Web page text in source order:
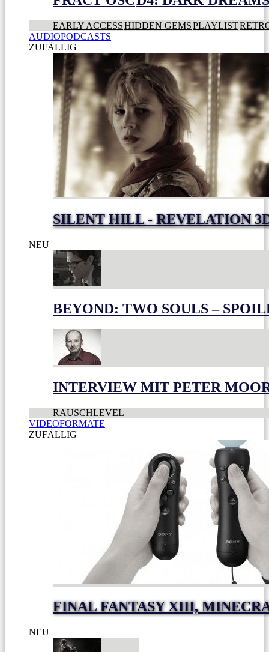
EARLY ACCESSHIDDEN GEMSPLAYLIST
AUDIOPODCASTS
ZUFÄLLIG
SILENT HILL - REVELATION
NEU
BEYOND: TWO SOULS –
INTERVIEW MIT PETER
RAUSCHLEVEL
VIDEOFORMATE
ZUFÄLLIG
FINAL FANTASY XIII,
NEU